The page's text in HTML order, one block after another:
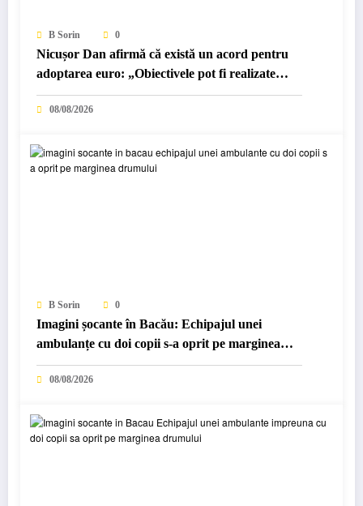
B Sorin 0
Nicușor Dan afirmă că există un acord pentru
adoptarea euro: „Obiectivele pot fi realizate
dacă…”
08/08/2026
B Sorin 0
Imagini șocante în Bacău: Echipajul unei
ambulanțe cu doi copii s-a oprit pe marginea
drumului…
08/08/2026